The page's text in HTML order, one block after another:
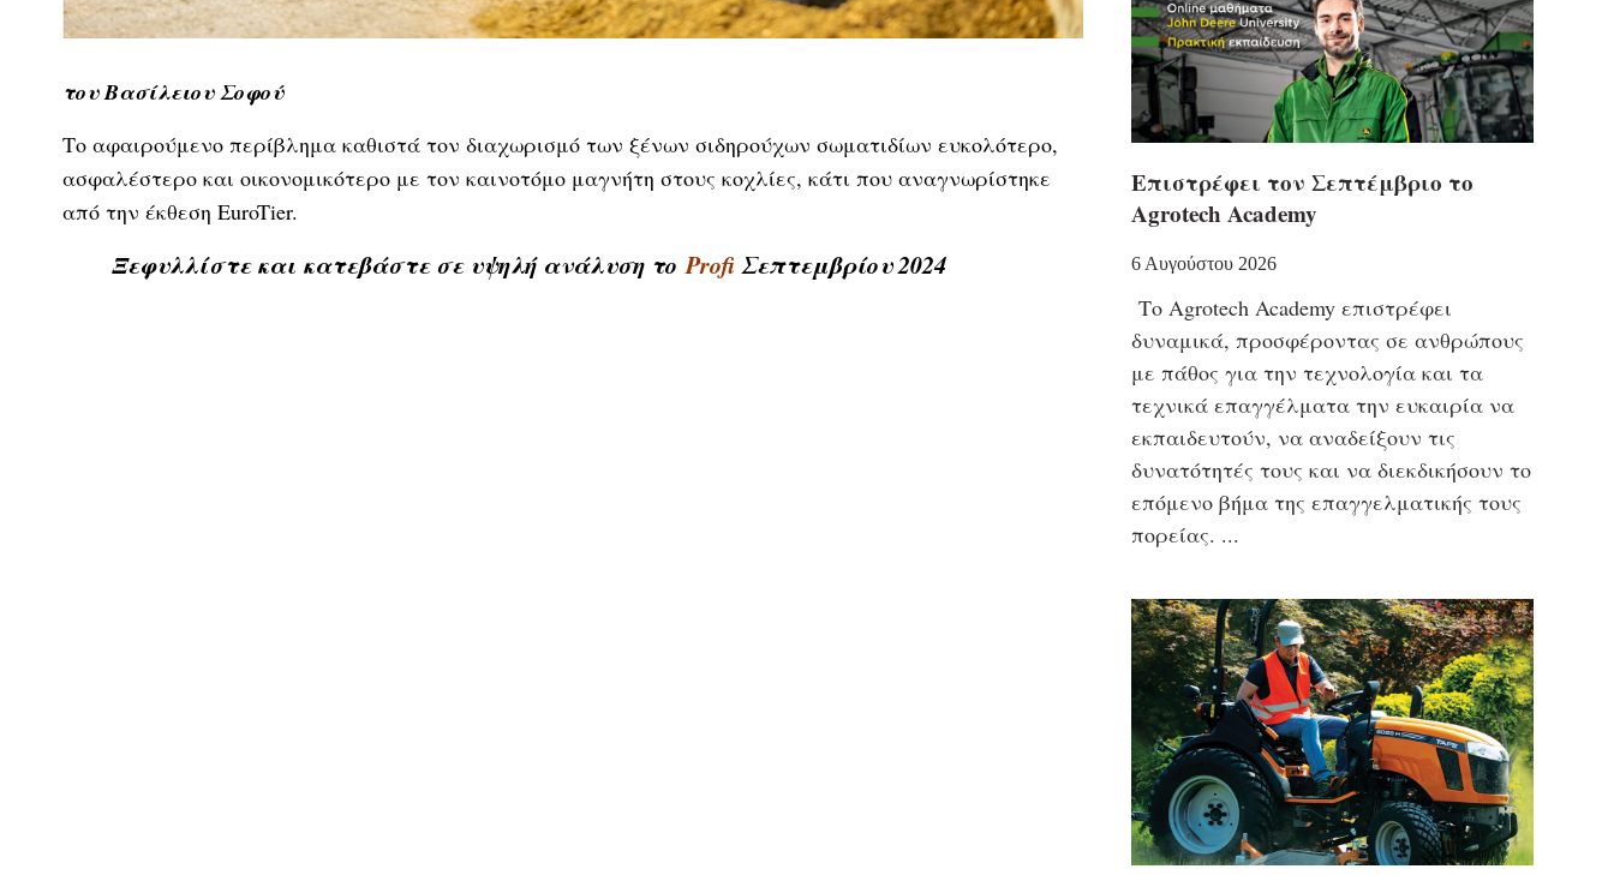
του Βασίλειου Σοφού
Το αφαιρούμενο περίβλημα καθιστά τον διαχωρισμό των ξένων σιδηρούχων σωματιδίων ευκολότερο,
ασφαλέστερο και οικονομικότερο με τον καινοτόμο μαγνήτη στους κοχλίες, κάτι που αναγνωρίστηκε
από την έκθεση EuroTier.
Ξεφυλλίστε και κατεβάστε σε υψηλή ανάλυση τοProfi Σεπτεμβρίου2024
Επιστρέφει τον Σεπτέμβριο το
Agrotech Academy
6 Αυγούστου 2026
Το Agrotech Academy επιστρέφει
δυναμικά, προσφέροντας σε ανθρώπους
με πάθος για την τεχνολογία και τα
τεχνικά επαγγέλματα την ευκαιρία να
εκπαιδευτούν, να αναδείξουν τις
δυνατότητές τους και να διεκδικήσουν το
επόμενο βήμα της επαγγελματικής τους
πορείας.